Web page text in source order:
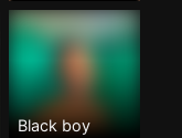
Black boy